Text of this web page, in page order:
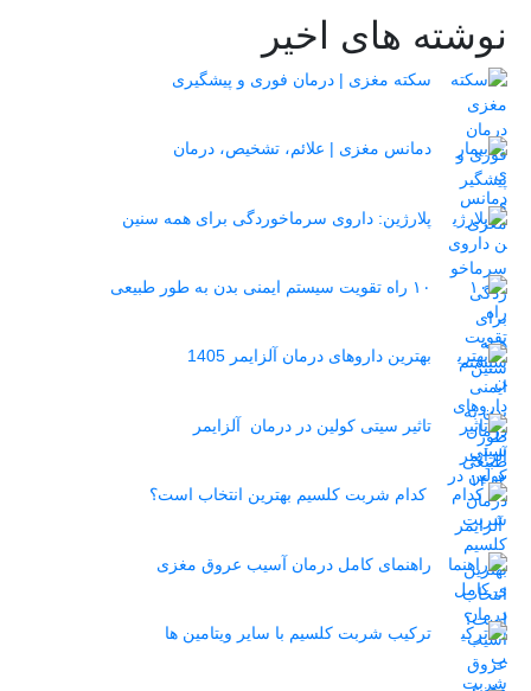
نوشته های اخیر
سکته مغزی | درمان فوری و پیشگیری
دمانس مغزی | علائم، تشخیص، درمان
پلارژین: داروی سرماخوردگی برای همه سنین
۱۰ راه تقویت سیستم ایمنی بدن به طور طبیعی
بهترین داروهای درمان آلزایمر 1405
تاثیر سیتی کولین در درمان آلزایمر
کدام شربت کلسیم بهترین انتخاب است؟
راهنمای کامل درمان آسیب عروق مغزی
ترکیب شربت کلسیم با سایر ویتامین ها